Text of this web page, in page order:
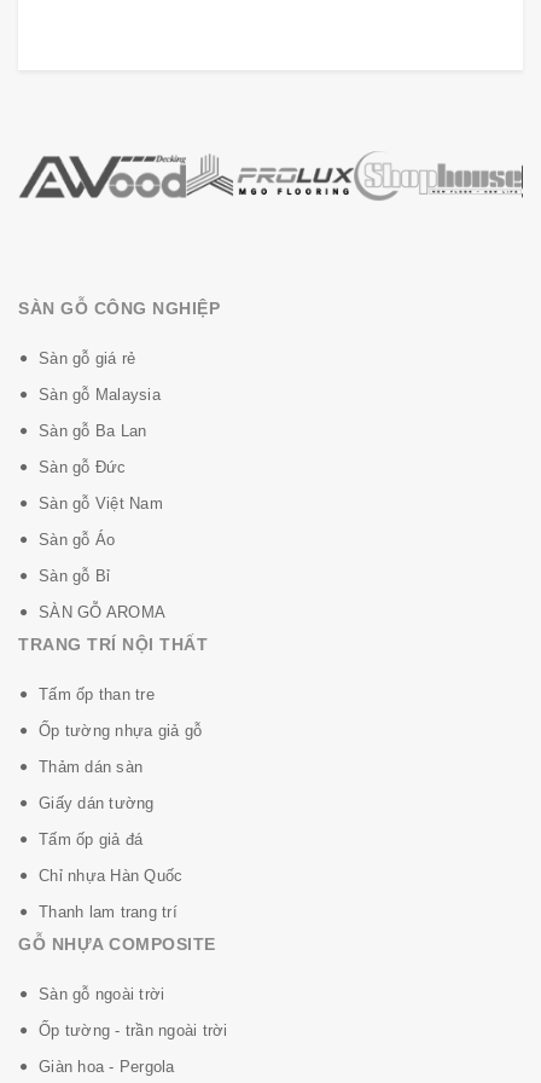
SÀN GỖ CÔNG NGHIỆP
Sàn gỗ giá rẻ
Sàn gỗ Malaysia
Sàn gỗ Ba Lan
Sàn gỗ Đức
Sàn gỗ Việt Nam
Sàn gỗ Áo
Sàn gỗ Bỉ
SÀN GỖ AROMA
TRANG TRÍ NỘI THẤT
Tấm ốp than tre
Ốp tường nhựa giả gỗ
Thảm dán sàn
Giấy dán tường
Tấm ốp giả đá
Chỉ nhựa Hàn Quốc
Thanh lam trang trí
GỖ NHỰA COMPOSITE
Sàn gỗ ngoài trời
Ốp tường - trần ngoài trời
Giàn hoa - Pergola